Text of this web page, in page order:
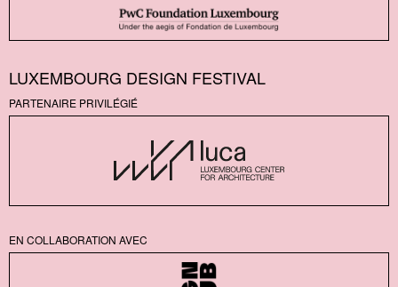
LUXEMBOURG DESIGN FESTIVAL
PARTENAIRE PRIVILÉGIÉ
EN COLLABORATION AVEC